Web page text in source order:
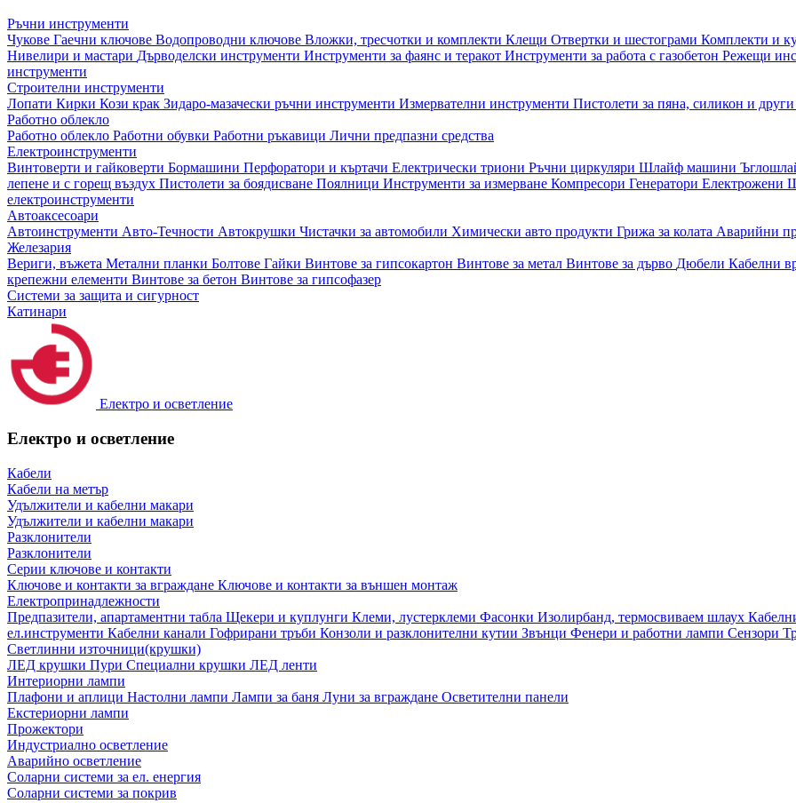
Ръчни инструменти
Чукове Гаечни ключове Водопроводни ключове Вложки, тресчотки и комплекти Клещи Отвертки и шестограми Комплекти и
Нивелири и мастари Дърводелски инструменти Инструменти за фаянс и теракот Инструменти за работа с газобетон Режещи
инструменти
Строителни инструменти
Лопати Кирки Кози крак Зидаро-мазачески ръчни инструменти Измервателни инструменти Пистолети за пяна, силикон и
Работно облекло
Работно облекло Работни обувки Работни ръкавици Лични предпазни средства
Електроинструменти
Винтоверти и гайковерти Бормашини Перфоратори и къртачи Електрически триони Ръчни циркуляри Шлайф машини
лепене и с горещ въздух Пистолети за боядисване Поялници Инструменти за измерване Компресори Генератори Електрожени
електроинструменти
Автоаксесоари
Автоинструменти Авто-Течности Автокрушки Чистачки за автомобили Химически авто продукти Грижа за колата Аварийни
Железария
Вериги, въжета Метални планки Болтове Гайки Винтове за гипсокартон Винтове за метал Винтове за дърво Дюбели Кабелни
крепежни елементи Винтове за бетон Винтове за гипсофазер
Системи за защита и сигурност
Катинари
Електро и осветление
Електро и осветление
Кабели
Кабели на метър
Удължители и кабелни макари
Удължители и кабелни макари
Разклонители
Разклонители
Серии ключове и контакти
Ключове и контакти за вграждане Ключове и контакти за външен монтаж
Електропринадлежности
Предпазители, апартаментни табла Щекери и куплунги Клеми, лустерклеми Фасонки Изолирбанд, термосвиваем шлаух
ел.инструменти Кабелни канали Гофрирани тръби Конзоли и разклонителни кутии Звънци Фенери и работни лампи Сензори
Светлинни източници(крушки)
ЛЕД крушки Пури Специални крушки ЛЕД ленти
Интериорни лампи
Плафони и аплици Настолни лампи Лампи за баня Луни за вграждане Осветителни панели
Екстериорни лампи
Прожектори
Индустриално осветление
Аварийно осветление
Соларни системи за ел. енергия
Соларни системи за покрив